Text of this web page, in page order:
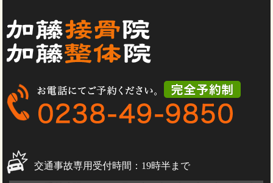
交通事故専用受付時間：19時半まで